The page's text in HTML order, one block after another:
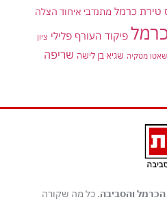
טירת כרמל מתנדבי איחוד הצלה
פיקוד העורף פלילי ציון
שאטו מטקיה שגיא בן לישה שריפה
והסביבה. כל מה שקורה